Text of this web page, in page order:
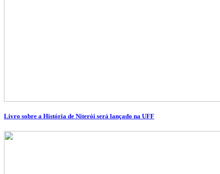
Livro sobre a História de Niterói será lançado na UFF